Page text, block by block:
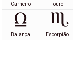
Carneiro Touro
Balança Escorpião